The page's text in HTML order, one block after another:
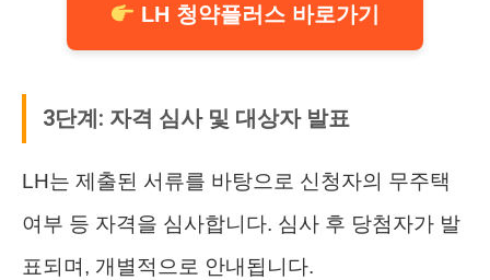
LH 청약플러스 바로가기
3단계: 자격 심사 및 대상자 발표
LH는 제출된 서류를 바탕으로 신청자의 무주택
여부 등 자격을 심사합니다. 심사 후 당첨자가 발
표되며, 개별적으로 안내됩니다.